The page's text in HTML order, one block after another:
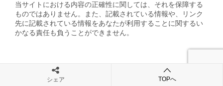
当サイトにおける内容の正確性に関しては、それを保障する
ものではありません。また、記載されている情報や、リンク
先に記載されている情報をあなたが利用することに関するい
かなる責任も負うことができません。
シェア TOPへ